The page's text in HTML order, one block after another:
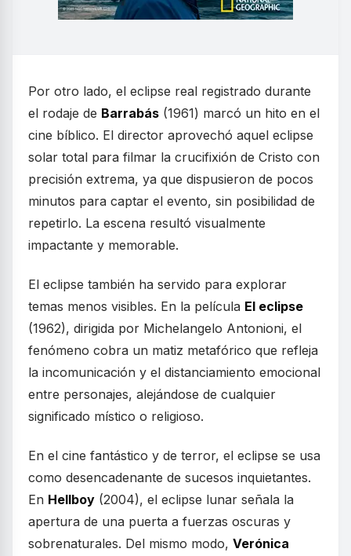
Por otro lado, el eclipse real registrado durante
el rodaje de Barrabás (1961) marcó un hito en el
cine bíblico. El director aprovechó aquel eclipse
solar total para filmar la crucifixión de Cristo con
precisión extrema, ya que dispusieron de pocos
minutos para captar el evento, sin posibilidad de
repetirlo. La escena resultó visualmente
impactante y memorable.
El eclipse también ha servido para explorar
temas menos visibles. En la película El eclipse
(1962), dirigida por Michelangelo Antonioni, el
fenómeno cobra un matiz metafórico que refleja
la incomunicación y el distanciamiento emocional
entre personajes, alejándose de cualquier
significado místico o religioso.
En el cine fantástico y de terror, el eclipse se usa
como desencadenante de sucesos inquietantes.
En Hellboy (2004), el eclipse lunar señala la
apertura de una puerta a fuerzas oscuras y
sobrenaturales. Del mismo modo, Verónica